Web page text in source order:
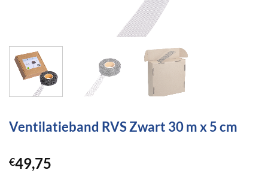
Ventilatieband RVS Zwart 30 m x 5 cm
€49,75